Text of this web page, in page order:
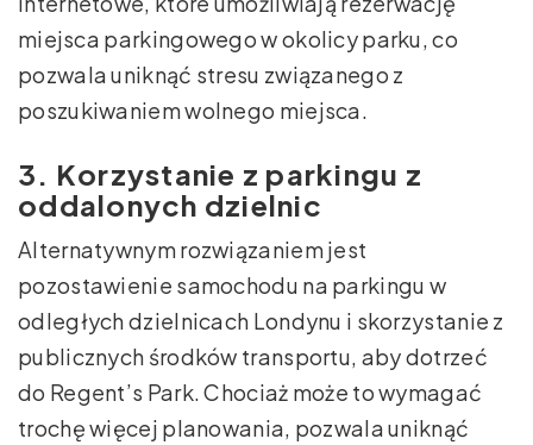
miejsca parkingowego w okolicy parku, co
pozwala uniknąć stresu związanego z
poszukiwaniem wolnego miejsca.
3. Korzystanie z parkingu z
oddalonych dzielnic
Alternatywnym rozwiązaniem jest
pozostawienie samochodu na parkingu w
odległych dzielnicach Londynu i skorzystanie z
publicznych środków transportu, aby dotrzeć
do Regent’s Park. Chociaż może to wymagać
trochę więcej planowania, pozwala uniknąć